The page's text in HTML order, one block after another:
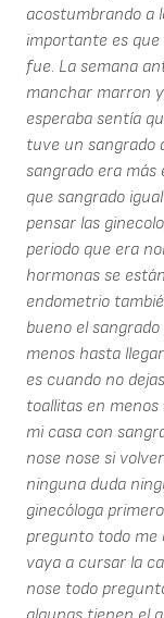
acostumbrando a
importante es que
fue. La semana
manchar marron
esperaba sentía
tuve un sangrado
sangrado era
que sangrado
pensar las
periodo que era
hormonas se
endometrio
bueno el
menos hasta
es cuando no
toallitas en
mi casa con
nose nose si
ninguna duda
ginecóloga
pregunto todo me
vaya a cursar la
nose todo